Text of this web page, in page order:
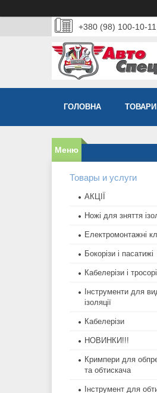
+380 (98) 100-10-11
ГОЛОВНА
Товары и услуги
АКЦІЇ
Ножі для зняття
Електромонтажні
Бокорізи і пасатижі
Кабелерізи і
Інструменти для
ізоляції
Кабелерізи
НОВИНКИ!!!
Кримпери для
та обтискача
Інструмент для